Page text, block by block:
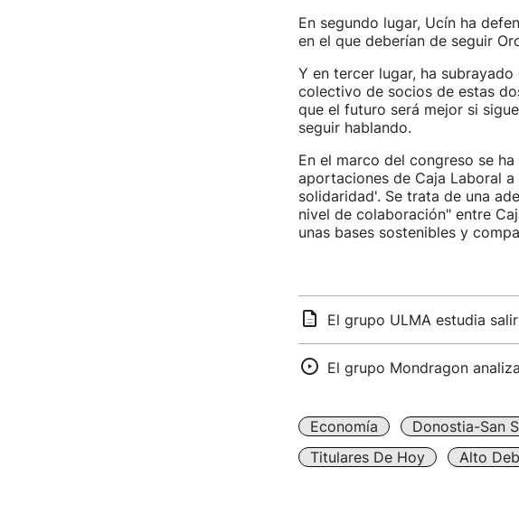
En segundo lugar, Ucín ha
en el que deberían de seguir
Y en tercer lugar, ha
colectivo de socios de estas
que el futuro será mejor si
seguir hablando.
En el marco del congreso se
aportaciones de Caja Laboral
solidaridad'. Se trata de una
nivel de colaboración" entre
unas bases sostenibles y
El grupo ULMA estudia
El grupo Mondragon
Economía Donostia-San
Titulares De Hoy
Alto